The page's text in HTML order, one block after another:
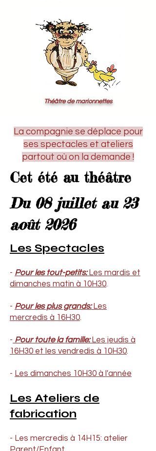
Théâtre de marionnettes
La compagnie se déplace pour
ses spectacles et ateliers
partout où on la demande !
Cet été au théâtre
Du 08 juillet au 23
août 2026
Les Spectacles
- Pour les tout-petits: Les mardis et
dimanches matin à 10H30.
- Pour les plus grands: Les
mercredis à 16H30.
- Pour toute la famille: Les jeudis à
16H30 et les vendredis à 10H30.
- Les dimanches 10H30 à l'année
Les Ateliers de
fabrication
- Les mercredis à 14H15: atelier